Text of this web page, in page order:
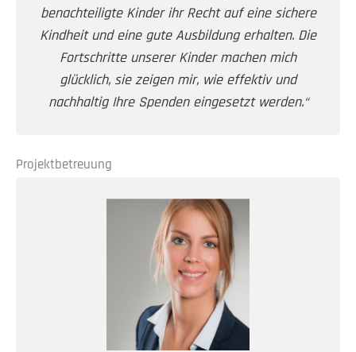
benachteiligte Kinder ihr Recht auf eine sichere
Kindheit und eine gute Ausbildung erhalten. Die
Fortschritte unserer Kinder machen mich
glücklich, sie zeigen mir, wie effektiv und
nachhaltig Ihre Spenden eingesetzt werden.“
Projektbetreuung